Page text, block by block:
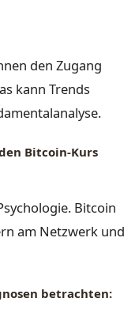
den Zugang
kann Trends
Bitcoin-Kurs
Bitcoin
am Netzwerk und
betrachten: